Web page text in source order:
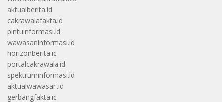
aktualberita.id
cakrawalafakta.id
pintuinformasi.id
wawasaninformasi.id
horizonberita.id
portalcakrawala.id
spektruminformasi.id
aktualwawasan.id
gerbangfakta.id